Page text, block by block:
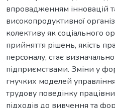
впровадженням інновацій
високопродуктивної
колективу як соціального
прийняття рішень, якість
персоналу, стає
підприємствами. Зміни у
гнучких моделей
трудову поведінку
підходів до вивчення та